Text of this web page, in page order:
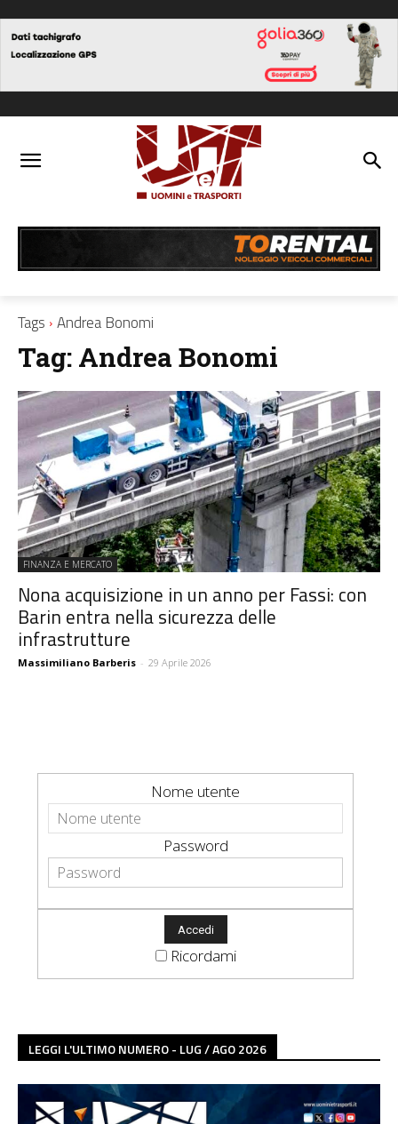
Tags Andrea Bonomi
Tag: Andrea Bonomi
FINANZA E MERCATO
Nona acquisizione in un anno per Fassi: con
Barin entra nella sicurezza delle
infrastrutture
Massimiliano Barberis - 29 Aprile 2026
Nome utente
Password
Ricordami
LEGGI L'ULTIMO NUMERO - LUG / AGO 2026